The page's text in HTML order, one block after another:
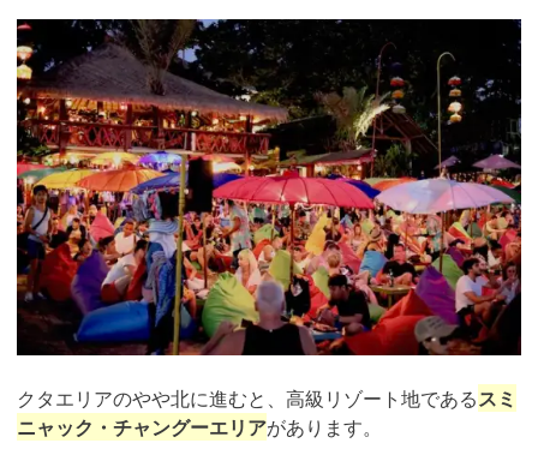
クタエリアのやや北に進むと、高級リゾート地であるスミ
ニャック・チャングーエリアがあります。